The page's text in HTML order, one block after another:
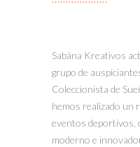
Sabána Kreativos
grupo de
Coleccionista de
hemos realizado un
eventos deportivos,
moderno e